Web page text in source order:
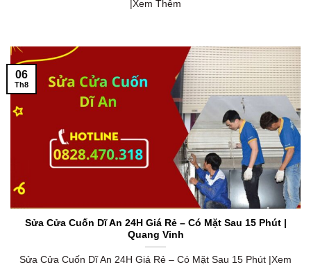
|Xem Thêm
Sửa Cửa Cuốn Dĩ An 24H Giá Rẻ – Có Mặt Sau 15 Phút |
Quang Vinh
Sửa Cửa Cuốn Dĩ An 24H Giá Rẻ – Có Mặt Sau 15 Phút |Xem
06
Th8